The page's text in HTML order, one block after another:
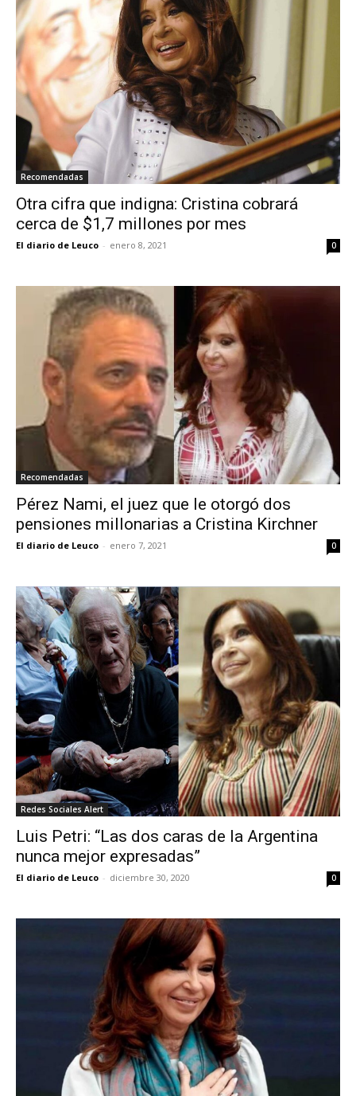
Recomendadas
Otra cifra que indigna: Cristina cobrará
cerca de $1,7 millones por mes
El diario de Leuco - enero 8, 2021 0
Recomendadas
Pérez Nami, el juez que le otorgó dos
pensiones millonarias a Cristina Kirchner
El diario de Leuco - enero 7, 2021 0
Redes Sociales Alert
Luis Petri: “Las dos caras de la Argentina
nunca mejor expresadas”
El diario de Leuco - diciembre 30, 2020 0